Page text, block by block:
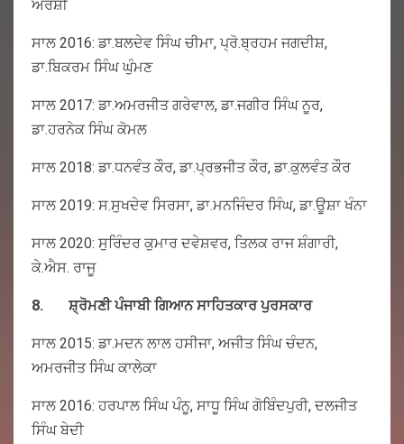
ਅਰਸ਼ੀ
ਸਾਲ 2016: ਡਾ.ਬਲਦੇਵ ਸਿੰਘ ਚੀਮਾ, ਪ੍ਰੋ.ਬ੍ਰਹਮ ਜਗਦੀਸ਼,
ਡਾ.ਬਿਕਰਮ ਸਿੰਘ ਘੁੰਮਣ
ਸਾਲ 2017: ਡਾ.ਅਮਰਜੀਤ ਗਰੇਵਾਲ, ਡਾ.ਜਗੀਰ ਸਿੰਘ ਨੂਰ,
ਡਾ.ਹਰਨੇਕ ਸਿੰਘ ਕੋਮਲ
ਸਾਲ 2018: ਡਾ.ਧਨਵੰਤ ਕੌਰ, ਡਾ.ਪ੍ਰਭਜੀਤ ਕੌਰ, ਡਾ.ਕੁਲਵੰਤ ਕੌਰ
ਸਾਲ 2019: ਸ.ਸੁਖਦੇਵ ਸਿਰਸਾ, ਡਾ.ਮਨਜਿੰਦਰ ਸਿੰਘ, ਡਾ.ਊਸ਼ਾ ਖੰਨਾ
ਸਾਲ 2020: ਸੁਰਿੰਦਰ ਕੁਮਾਰ ਦਵੇਸ਼ਵਰ, ਤਿਲਕ ਰਾਜ ਸ਼ੰਗਾਰੀ,
ਕੇ.ਐਸ. ਰਾਜੂ
8. ਸ਼੍ਰੋਮਣੀ ਪੰਜਾਬੀ ਗਿਆਨ ਸਾਹਿਤਕਾਰ ਪੁਰਸਕਾਰ
ਸਾਲ 2015: ਡਾ.ਮਦਨ ਲਾਲ ਹਸੀਜਾ, ਅਜੀਤ ਸਿੰਘ ਚੰਦਨ,
ਅਮਰਜੀਤ ਸਿੰਘ ਕਾਲੇਕਾ
ਸਾਲ 2016: ਹਰਪਾਲ ਸਿੰਘ ਪੰਨੂ, ਸਾਧੂ ਸਿੰਘ ਗੋਬਿੰਦਪੁਰੀ, ਦਲਜੀਤ
ਸਿੰਘ ਬੇਦੀ